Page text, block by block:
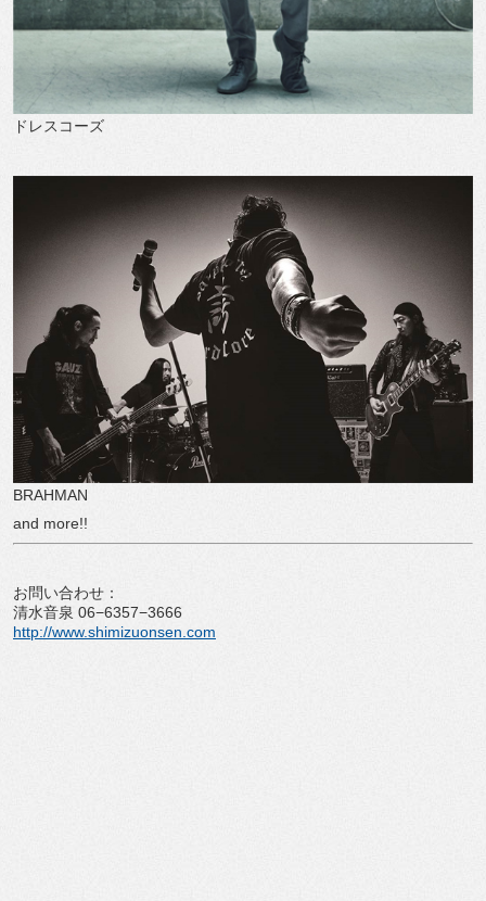
ドレスコーズ
BRAHMAN
and more!!
お問い合わせ：
清水音泉 06−6357−3666
http://www.shimizuonsen.com